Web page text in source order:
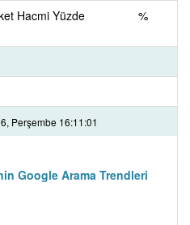
Hacmi Yüzde
%
Perşembe 16:11:01
Google Arama Trendleri